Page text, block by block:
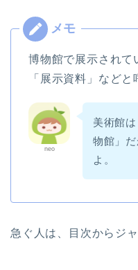
博物館で展示されて
「展示資料」などと
neo
美術館
物館」
よ。
急ぐ人は、目次からジ